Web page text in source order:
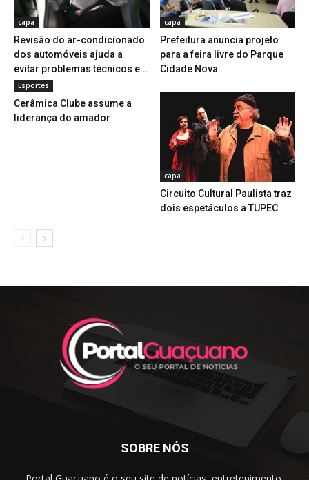
capa
Revisão do ar-condicionado
dos automóveis ajuda a
evitar problemas técnicos e...
capa
Prefeitura anuncia projeto
para a feira livre do Parque
Cidade Nova
Esportes
Cerâmica Clube assume a
liderança do amador
capa
Circuito Cultural Paulista traz
dois espetáculos a TUPEC
SOBRE NÓS